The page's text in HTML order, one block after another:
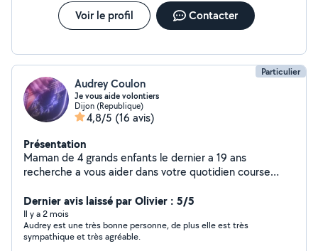
Voir le profil Contacter
Particulier
Audrey Coulon
Je vous aide volontiers
Dijon (Republique)
4,8/5 (16 avis)
Présentation
Maman de 4 grands enfants le dernier a 19 ans
recherche a vous aider dans votre quotidien course
mettre mes compétences acquises lors de ma vie de
maman solo au profit de chacun astuce système d force
pour porter et déménager ( 20 déménagements au
cours de ma vie ) je ne suis pas professionnel et si je
Dernier avis laissé par Olivier : 5/5
Il y a 2 mois
Audrey est une très bonne personne, de plus elle est très
sympathique et très agréable.